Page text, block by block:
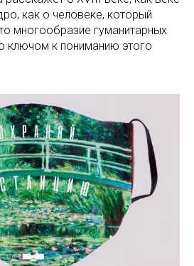
как о человеке, который
многообразие гуманитарных
ключом к пониманию этого